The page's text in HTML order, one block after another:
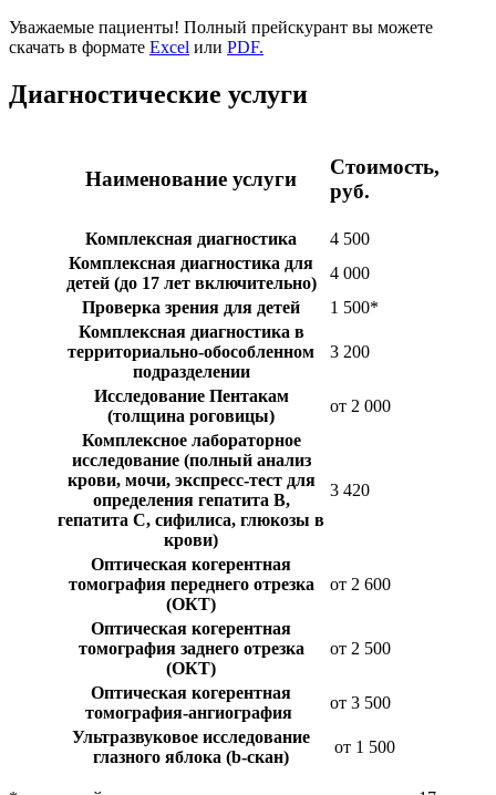
Уважаемые пациенты! Полный прейскурант вы можете
скачать в формате Excel или PDF.
Диагностические услуги
Наименование услуги
Стоимость,
руб.
Комплексная диагностика
4 500
Комплексная диагностика для
детей (до 17 лет включительно)
4 000
Проверка зрения для детей
1 500*
Комплексная диагностика в
территориально-обособленном
подразделении
3 200
Исследование Пентакам
(толщина роговицы)
от 2 000
Комплексное лабораторное
исследование (полный анализ
крови, мочи, экспресс-тест для
определения гепатита В,
гепатита С, сифилиса, глюкозы в
крови)
3 420
Оптическая когерентная
томография переднего отрезка
(ОКТ)
от 2 600
Оптическая когерентная
томография заднего отрезка
(ОКТ)
от 2 500
Оптическая когерентная
томография-ангиография
от 3 500
Ультразвуковое исследование
глазного яблока (b-скан)
от 1 500